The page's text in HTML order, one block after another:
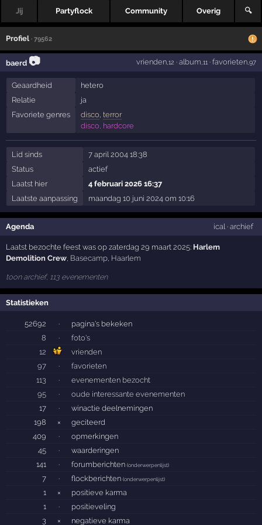
Jij Partyflock Community Overig 🔍
Profiel · 79562
baerd 📷 vrienden,12 · album ,11· favorieten,97
Geaardheid
hetero
Relatie
ja
Favoriete genres
disco, terror
disco, hardcore
Lid sinds
7 april 2004 18:38
Status
actief
Laatst hier
4 februari 2026 16:37
Laatste aanpassing
maandag 10 juni 2024 om 10:16
Agenda ical· archief
Laatst bezochte feest was op zaterdag 29 maart 2025: Harlem
Demolition Crew Basecamp Haarlem
toon archief, 113 evenementen
Statistieken
52692 ·
pagina's bekeken
8
·
foto's
12
vrienden
97
·
favorieten
113
·
evenementen bezocht
95
·
oude interessante evenementen
17
·
winactie deelnemingen
198
×
geciteerd
409
·
opmerkingen
45
·
waarderingen
141
· forumberichten(onderwerpenlijst)
7 · flockberichten(onderwerpenlijst)
1 ×
positieve karma
1
·
positieveling
3
× negatieve karma